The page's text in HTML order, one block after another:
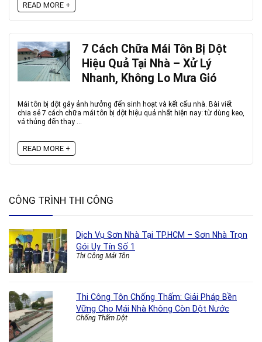
READ MORE +
7 Cách Chữa Mái Tôn Bị Dột
Hiệu Quả Tại Nhà – Xử Lý
Nhanh, Không Lo Mưa Gió
Mái tôn bị dột gây ảnh hưởng đến sinh hoạt và kết cấu nhà. Bài viết
chia sẻ 7 cách chữa mái tôn bị dột hiệu quả nhất hiện nay: từ dùng keo,
vá thủng đến thay ...
READ MORE +
CÔNG TRÌNH THI CÔNG
Dịch Vụ Sơn Nhà Tại TP.HCM – Sơn Nhà Trọn
Gói Uy Tín Số 1
Thi Công Mái Tôn
Thi Công Tôn Chống Thấm: Giải Pháp Bền
Vững Cho Mái Nhà Không Còn Dột Nước
Chống Thấm Dột